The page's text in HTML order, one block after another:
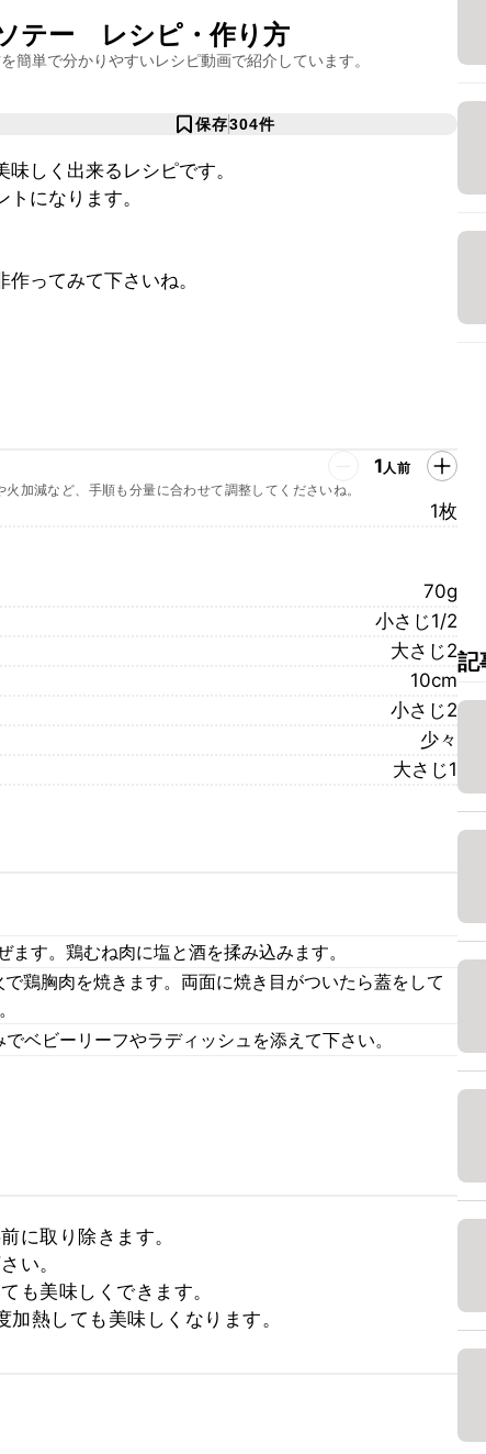
テー レシピ・作り方
簡単で分かりやすいレシピ動画で紹介しています。
保存304件
しく出来るレシピです。
になります。
ってみて下さいね。
1人前
加減など、手順も分量に合わせて調整してくださいね。
1枚
70g
小さじ1/2
大さじ2
10cm
小さじ2
少々
大さじ1
す。鶏むね肉に塩と酒を揉み込みます。
鶏胸肉を焼きます。両面に焼き目がついたら蓋をして
ベビーリーフやラディッシュを添えて下さい。
に取り除きます。
い。
も美味しくできます。
熱しても美味しくなります。
記